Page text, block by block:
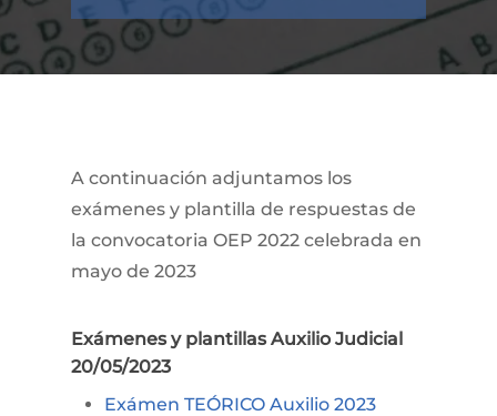
A continuación adjuntamos los
exámenes y plantilla de respuestas de
la convocatoria OEP 2022 celebrada en
mayo de 2023
Exámenes y plantillas Auxilio Judicial
20/05/2023
Exámen TEÓRICO Auxilio 2023